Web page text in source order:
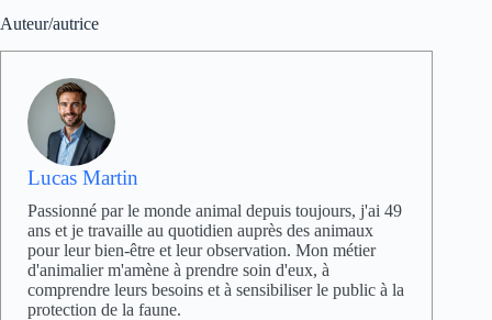
Auteur/autrice
Lucas Martin
Passionné par le monde animal depuis toujours, j'ai 49
ans et je travaille au quotidien auprès des animaux
pour leur bien-être et leur observation. Mon métier
d'animalier m'amène à prendre soin d'eux, à
comprendre leurs besoins et à sensibiliser le public à la
protection de la faune.